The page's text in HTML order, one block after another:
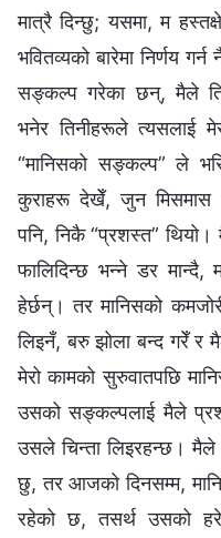
मात्रै दिन्छु; यसमा, म
भवितव्यको बारेमा निर्णय
सङ्कल्प गरेका छन्, मैले
भनेर तिनीहरूले त्यसलाई
“मानिसको सङ्कल्प” ले
कुराहरू देखेँ, जुन मिसमास
पनि, निकै “प्रशस्‍त”
फालिदिन्छ भन्‍ने डर
हेर्छन्। तर मानिसको
लिइनँ, बरु झोला बन्द गरेँ र
मेरो कामको सुरुवातपछि
उसको सङ्कल्पलाई मैले
उसले चिन्ता लिइरहन्छ।
छु, तर आजको दिनसम्‍म,
रहेको छ, तसर्थ उसको